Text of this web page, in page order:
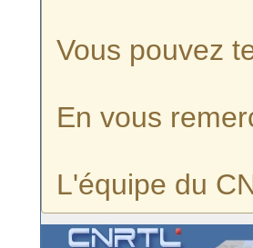
Vous pouvez
En vous
L'équipe du